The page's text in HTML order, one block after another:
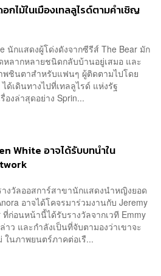
ไม้ในเมืองเทลลูไรด์ตามคำเชิญ
นักแสดงผู้โด่งดังจากซีรีส์ The Bear มัก
ลากหลายชนิดกลับบ้านอยู่เสมอ และ
พชินตาสำหรับแฟนๆ ผู้ติดตามไปโดย
ด้เดินทางไปที่เทลลูไรด์ แห่งรัฐ
องล่าสุดอย่าง Sprin...
White อาจได้รับบทนำใน
างวัลออสการ์สาขานักแสดงนำหญิงยอด
อาจได้โคจรมาร่วมงานกับ Jeremy
ก่อนหน้านี้ได้รับรางวัลจากเวที Emmy
ว และกำลังเป็นที่จับตามองว่าเขาจะ
ในภาพยนตร์ภาคต่อเรื...